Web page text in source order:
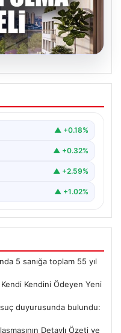
ile Kendi
Ataşehir 173
müşterilerine▲ +0.18%
▲ +0.32%
▲ +2.59%
▲ +1.02%
5 sanığa toplam 55 yıl
Kendi Kendini Ödeyen Yeni
suç duyurusunda bulundu:
Detaylı Özeti ve